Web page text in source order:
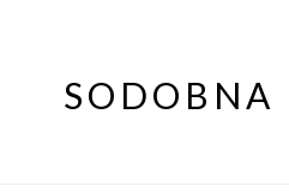
SODOBNA